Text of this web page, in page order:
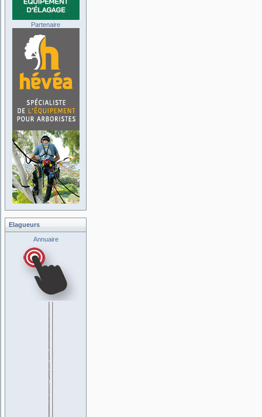
Partenaire
Elagueurs
Annuaire